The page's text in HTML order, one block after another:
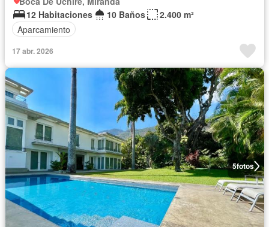
12 Habitaciones
10 Baños
2.400 m²
Aparcamiento
17 abr. 2026
5fotos